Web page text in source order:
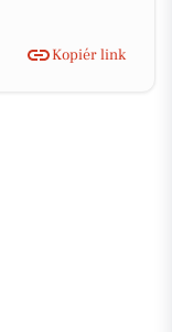
Kopiér link